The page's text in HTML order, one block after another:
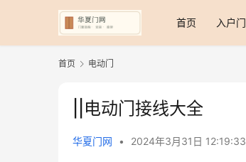
首页 入户门
首页 电动门
||电动门接线大全
华夏门网 • 2024年3月31日 12:19:33